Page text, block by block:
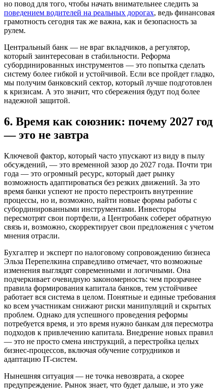
но повод для того, чтобы начать внимательнее следить за
поведением водителей на реальных дорогах, ведь финансовая
грамотность сегодня так же важна, как и безопасность за
рулем.
Центральный банк — не враг вкладчиков, а регулятор,
который заинтересован в стабильности. Реформа
субординированных инструментов — это попытка сделать
систему более гибкой и устойчивой. Если все пройдет гладко,
мы получим банковский сектор, который лучше подготовлен
к кризисам. А это значит, что сбережения будут под более
надежной защитой.
6. Время как союзник: почему 2027 год
— это не завтра
Ключевой фактор, который часто упускают из виду в пылу
обсуждений, — это временной зазор до 2027 года. Почти три
года — это огромный ресурс, который дает рынку
возможность адаптироваться без резких движений. За это
время банки успеют не просто перестроить внутренние
процессы, но и, возможно, найти новые формы работы с
субординированными инструментами. Инвесторы
пересмотрят свои портфели, а Центробанк соберет обратную
связь и, возможно, скорректирует свои предложения с учетом
мнения отрасли.
Бухгалтер и эксперт по налоговому сопровождению бизнеса
Эльза Перепелкина справедливо отмечает, что возможные
изменения выглядят современными и логичными. Она
подчеркивает очевидную закономерность: чем прозрачнее
правила формирования капитала банков, тем устойчивее
работает вся система в целом. Понятные и единые требования
ко всем участникам снижают риски манипуляций и скрытых
проблем. Однако для успешного проведения реформы
потребуется время, и это время нужно банкам для пересмотра
подходов к привлечению капитала. Внедрение новых правил
— это не просто смена инструкций, а перестройка целых
бизнес-процессов, включая обучение сотрудников и
адаптацию IT-систем.
Нынешняя ситуация — не точка невозврата, а скорее
предупреждение. Рынок знает, что будет дальше, и это уже